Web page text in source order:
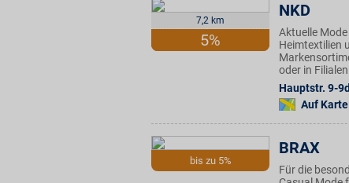
7,2 km
5%
NKD
Aktuelle
Heimtextilien
oder in
Hauptstr. 9-9d
Auf
bis zu 5%
BRAX
Für die